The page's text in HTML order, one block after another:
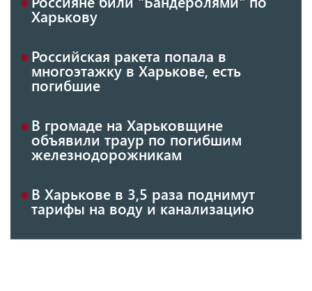
Харькову
Российская ракета попала в
многоэтажку в Харькове, есть
погибшие
В громаде на Харьковщине
объявили траур по погибшим
железнодорожникам
В Харькове в 3,5 раза поднимут
тарифы на воду и канализацию